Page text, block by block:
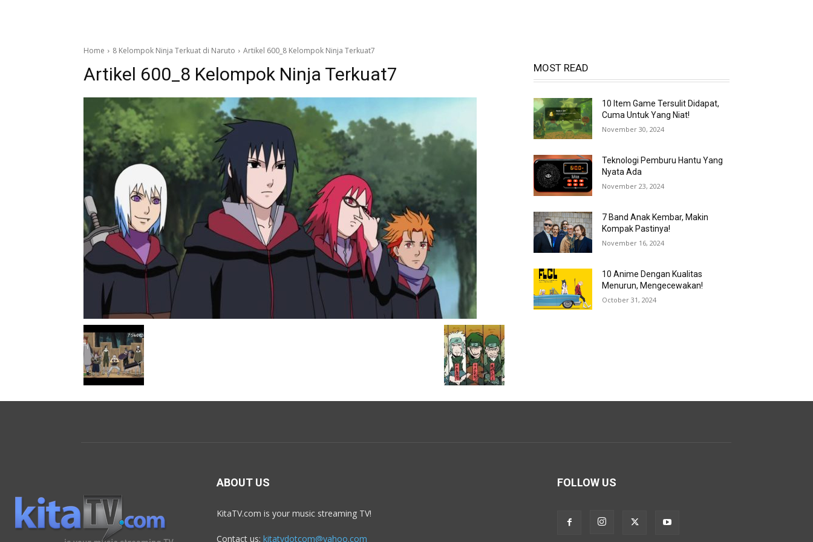
Home 8 Kelompok Ninja Terkuat di Naruto Artikel 600_8 Kelompok Ninja Terkuat7
Artikel 600_8 Kelompok Ninja Terkuat7 MOST READ
10 Item Game Tersulit Didapat,
Cuma Untuk Yang Niat!
November 30, 2024
Teknologi Pemburu Hantu Yang
Nyata Ada
November 23, 2024
7 Band Anak Kembar, Makin
Kompak Pastinya!
November 16, 2024
10 Anime Dengan Kualitas
Menurun, Mengecewakan!
October 31, 2024
ABOUT US
KitaTV.com is your music streaming TV!
Contact us: kitatvdotcom@yahoo.com
FOLLOW US